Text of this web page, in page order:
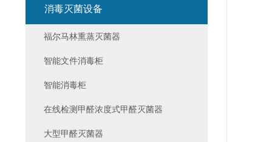
消毒灭菌设备
福尔马林熏蒸灭菌器
智能文件消毒柜
智能消毒柜
在线检测甲醛浓度式甲醛灭菌器
大型甲醛灭菌器